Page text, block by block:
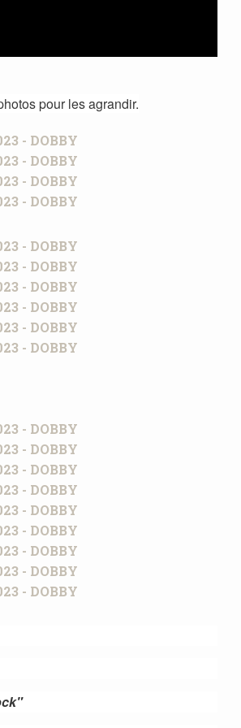
pour les agrandir.